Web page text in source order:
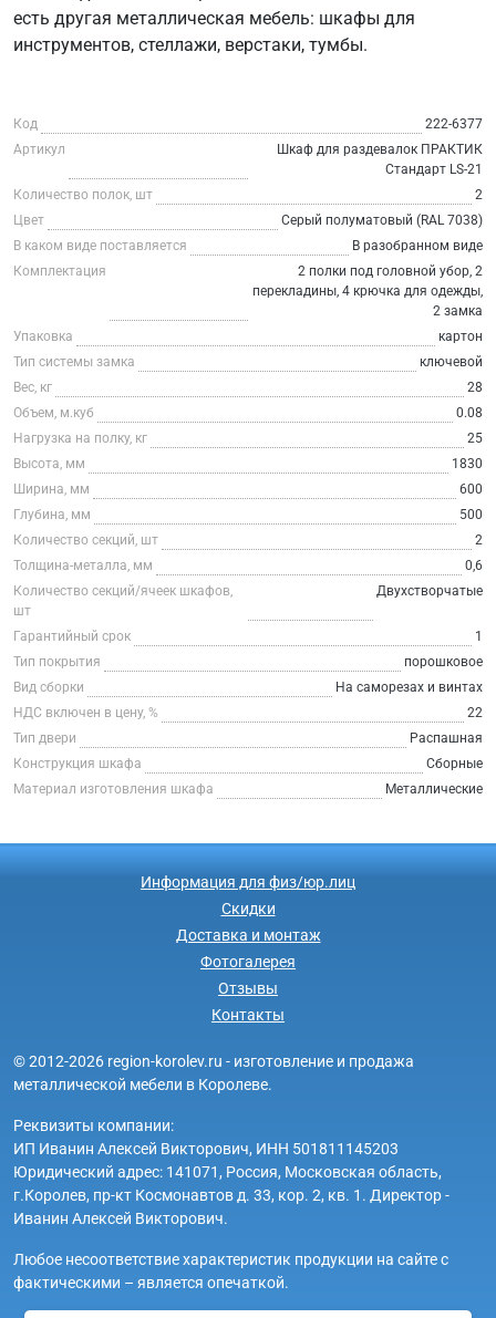
есть другая металлическая мебель: шкафы для
инструментов, стеллажи, верстаки, тумбы.
Код
222-6377
Артикул
Шкаф для раздевалок ПРАКТИК
Стандарт LS-21
Количество полок, шт
2
Цвет
Серый полуматовый (RAL 7038)
В каком виде поставляется
В разобранном виде
Комплектация
2 полки под головной убор, 2
перекладины, 4 крючка для одежды,
2 замка
Упаковка
картон
Тип системы замка
ключевой
Вес, кг
28
Объем, м.куб
0.08
Нагрузка на полку, кг
25
Высота, мм
1830
Ширина, мм
600
Глубина, мм
500
Количество секций, шт
2
Толщина-металла, мм
0,6
Количество секций/ячеек шкафов,
шт
Двухстворчатые
Гарантийный срок
1
Тип покрытия
порошковое
Вид сборки
На саморезах и винтах
НДС включен в цену, %
22
Тип двери
Распашная
Конструкция шкафа
Сборные
Материал изготовления шкафа
Металлические
Информация для физ/юр.лиц
Скидки
Доставка и монтаж
Фотогалерея
Отзывы
Контакты
© 2012-2026 region-korolev.ru - изготовление и продажа
металлической мебели в Королеве.
Реквизиты компании:
ИП Иванин Алексей Викторович, ИНН 501811145203
Юридический адрес: 141071, Россия, Московская область,
г.Королев, пр-кт Космонавтов д. 33, кор. 2, кв. 1. Директор -
Иванин Алексей Викторович.
Любое несоответствие характеристик продукции на сайте с
фактическими – является опечаткой.